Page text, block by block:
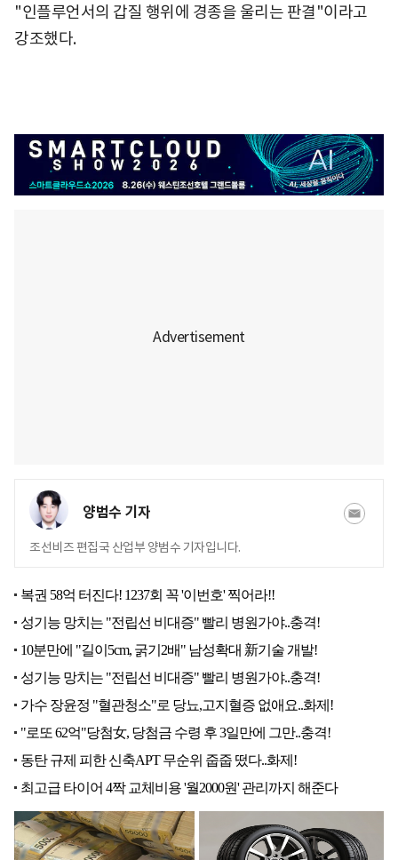
"인플루언서의 갑질 행위에 경종을 울리는 판결"이라고
강조했다.
양범수 기자
조선비즈 편집국 산업부 양범수 기자입니다.